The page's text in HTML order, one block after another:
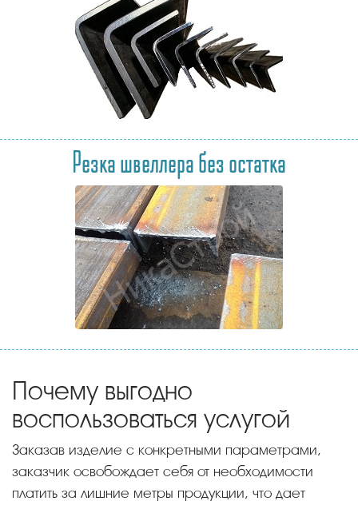
Резка швеллера без остатка
Почему выгодно
воспользоваться услугой
Заказав изделие с конкретными параметрами,
заказчик освобождает себя от необходимости
платить за лишние метры продукции, что дает